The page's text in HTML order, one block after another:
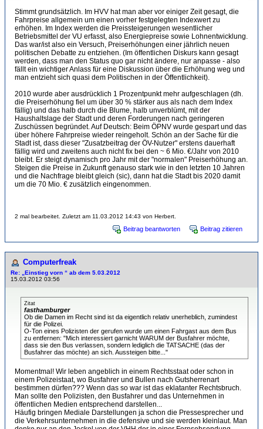
Stimmt grundsätzlich. Im HVV hat man aber vor einiger Zeit gesagt, die
Fahrpreise allgemein um einen vorher festgelegten Indexwert zu
erhöhen. Im Index werden die Preissteigerungen wesentlicher
Betriebsmittel der VU erfasst, also Energiepreise sowie Lohnentwicklung.
Das war/ist also ein Versuch, Preiserhöhungen einer jährlich neuen
politischen Debatte zu entziehen. (Im öffentlichen Diskurs kann gesagt
werden, dass man den Status quo gar nicht ändere, nur anpasse - also
fällt ein wichtiger Anlass für eine Diskussion über die Erhöhung weg und
man entzieht sich quasi dem Politischen in der Öffentlichkeit).
2010 wurde aber ausdrücklich 1 Prozentpunkt mehr aufgeschlagen (dh.
die Preiserhöhung fiel um über 30 % stärker aus als nach dem Index
fällig) und das halb durch die Blume, halb unverblümt, mit der
Haushaltslage der Stadt und deren Forderungen nach geringeren
Zuschüssen begründet. Auf Deutsch: Beim ÖPNV wurde gespart und das
über höhere Fahrpreise wieder reingeholt. Schön an der Sache für die
Stadt ist, dass dieser "Zusatzbeitrag der ÖV-Nutzer" erstens dauerhaft
fällig wird und zweitens auch nicht fix bei den ~ 6 Mio. €/Jahr von 2010
bleibt. Er steigt dynamisch pro Jahr mit der "normalen" Preiserhöhung an.
Steigen die Preise in Zukunft genauso stark wie in den letzten 10 Jahren
und die Nachfrage bleibt gleich (sic), dann hat die Stadt bis 2020 damit
um die 70 Mio. € zusätzlich eingenommen.
2 mal bearbeitet. Zuletzt am 11.03.2012 14:43 von Herbert.
Beitrag beantworten Beitrag zitieren
Computerfreak
Re: „Einstieg vorn “ ab dem 5.03.2012
15.03.2012 03:56
Zitat
fasthamburger
Ob die Damen im Recht sind ist da eigentlich relativ unerheblich, zumindest
für die Polizei.
O-Ton eines Polizisten der gerufen wurde um einen Fahrgast aus dem Bus
zu entfernen: "Mich interessiert garnicht WARUM der Busfahrer möchte,
dass sie den Bus verlassen, sondern lediglich die TATSACHE (das der
Busfahrer das möchte) an sich. Aussteigen bitte..."
Momentmal! Wir leben angeblich in einem Rechtsstaat oder schon in
einem Polizeistaat, wo Busfahrer und Bullen nach Gutsherrenart
bestimmen dürfen??? Wenn das so war ist das eklatanter Rechtsbruch.
Man sollte den Polizisten, den Busfahrer und das Unternehmen in
öffentlichen Medien entsprechend darstellen...
Häufig bringen Mediale Darstellungen ja schon die Pressesprecher und
die Verkehrsunternehmen in die defensive und sie werden kleinlaut. Man